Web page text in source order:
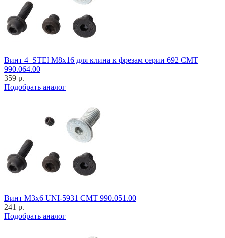
Винт 4_STEI M8x16 для клина к фрезам серии 692 CMT
990.064.00
359 р.
Подобрать аналог
Винт M3x6 UNI-5931 CMT 990.051.00
241 р.
Подобрать аналог